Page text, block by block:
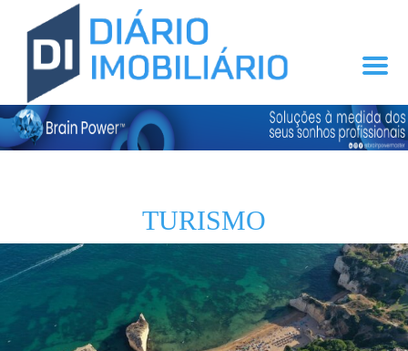
TURISMO